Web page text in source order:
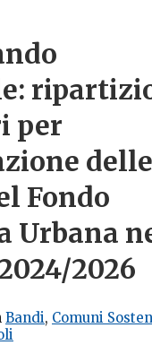
per
delle
Fondo
Urbana
2026
Bandi, Comuni